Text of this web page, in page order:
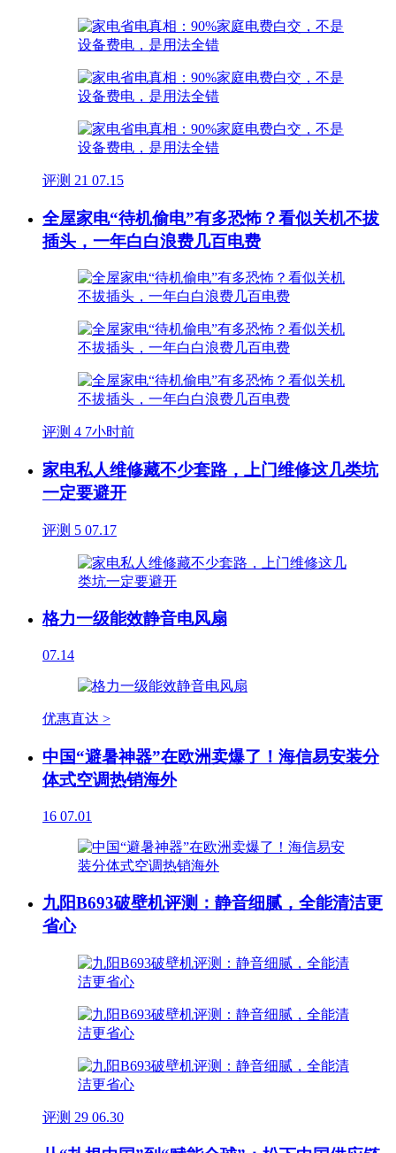
评测 21 07.15
全屋家电“待机偷电”有多恐怖？看似关机不拔
插头，一年白白浪费几百电费
评测 4 7小时前
家电私人维修藏不少套路，上门维修这几类坑
一定要避开
评测 5 07.17
格力一级能效静音电风扇
07.14
优惠直达 >
中国“避暑神器”在欧洲卖爆了！海信易安装分
体式空调热销海外
16 07.01
九阳B693破壁机评测：静音细腻，全能清洁更
省心
评测 29 06.30